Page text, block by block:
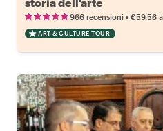
966 recensioni • €59.56
ART & CULTURE TOUR